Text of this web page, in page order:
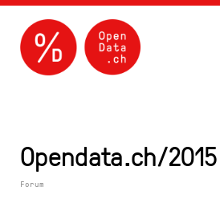
Opendata.ch/
Forum